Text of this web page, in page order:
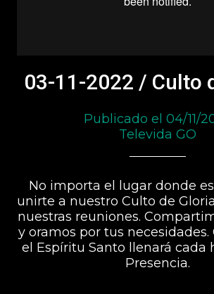
03-11-2022 / Culto
Publicado el 04/11/
Televida GO
No importa el lugar donde
unirte a nuestro Culto de
nuestras reuniones.
y oramos por tus necesidades.
el Espíritu Santo llenará cada
Presencia.